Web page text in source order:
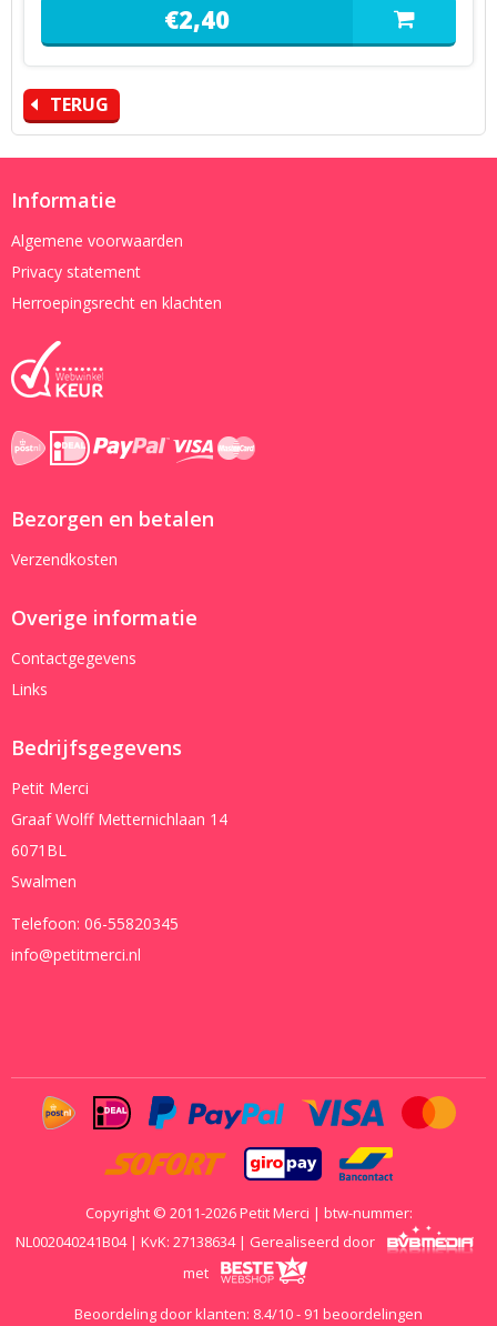
€2,40
TERUG
Informatie
Algemene voorwaarden
Privacy statement
Herroepingsrecht en klachten
Bezorgen en betalen
Verzendkosten
Overige informatie
Contactgegevens
Links
Bedrijfsgegevens
Petit Merci
Graaf Wolff Metternichlaan 14
6071BL
Swalmen
Telefoon: 06-55820345
info@petitmerci.nl
Copyright © 2011-2026 Petit Merci | btw-nummer:
NL002040241B04 | KvK: 27138634 | Gerealiseerd door
met
Beoordeling door klanten: 8.4/10- 91 beoordelingen